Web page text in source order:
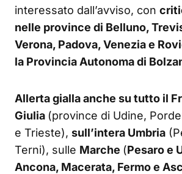
interessato dall’avviso, con
nelle province di Belluno,
Verona, Padova, Venezia e
la Provincia Autonoma di
Allerta gialla anche su tutto il
Giulia (province di Udine,
e Trieste), sull’intera Umbria
Terni), sulle Marche (Pesaro e
Ancona, Macerata, Fermo e